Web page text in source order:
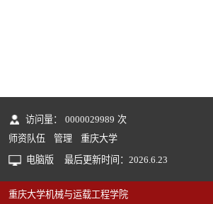
访问量： 0000029989 次
师资队伍
管理
重庆大学
电脑版
最后更新时间： 2026 6 23
重庆大学机械与运载工程学院